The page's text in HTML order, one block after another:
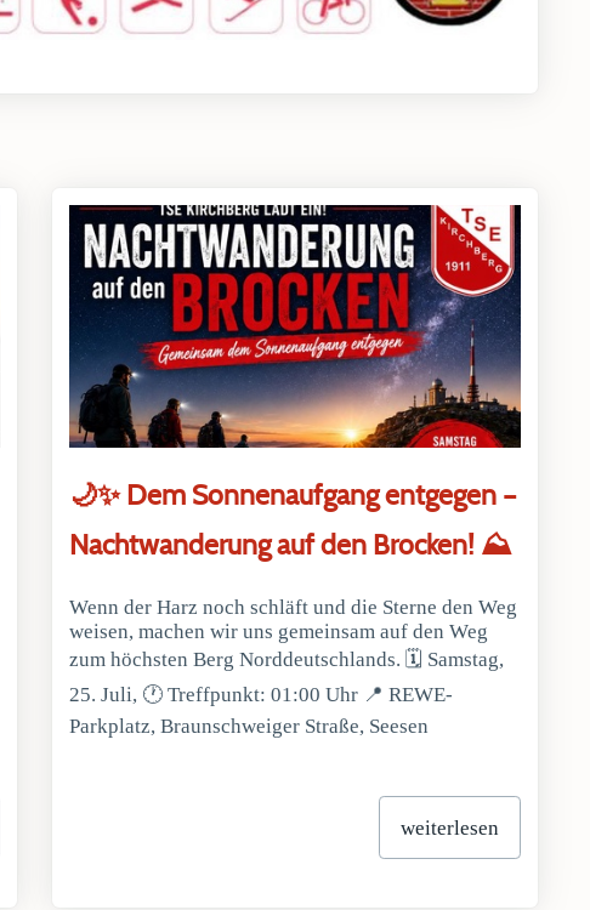
🌙✨ Dem Sonnenaufgang entgegen –
Nachtwanderung auf den Brocken! ⛰️
Wenn der Harz noch schläft und die Sterne den Weg
weisen, machen wir uns gemeinsam auf den Weg
zum höchsten Berg Norddeutschlands. 🗓 Samstag,
25. Juli, 🕐 Treffpunkt: 01:00 Uhr 📍 REWE-
Parkplatz, Braunschweiger Straße, Seesen
weiterlesen